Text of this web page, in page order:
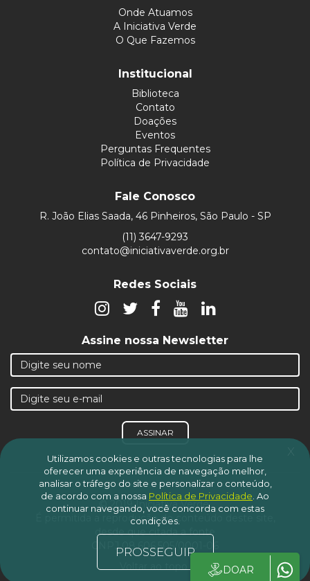
Onde Atuamos
A Iniciativa Verde
O Que Fazemos
Institucional
Biblioteca
Contato
Doações
Eventos
Perguntas Frequentes
Política de Privacidade
Fale Conosco
R. João Elias Saada, 46 Pinheiros, São Paulo - SP
(11) 3647-9293
contato@iniciativaverde.org.br
Redes Sociais
Assine nossa Newsletter
ASSINAR
© 2019 Iniciativa Verde.
É permitida a reprodução do conteúdo deste site,
desde que citada a fonte
CNPJ 08.606.505/0001-06
Voltar ao topo
x
Utilizamos cookies e outras tecnologias para lhe
oferecer uma experiência de navegação melhor,
analisar o tráfego do site e personalizar o conteúdo,
de acordo com a nossa Política de Privacidade Ao
continuar navegando, você concorda com estas
condições.
PROSSEGUIR
DOAR